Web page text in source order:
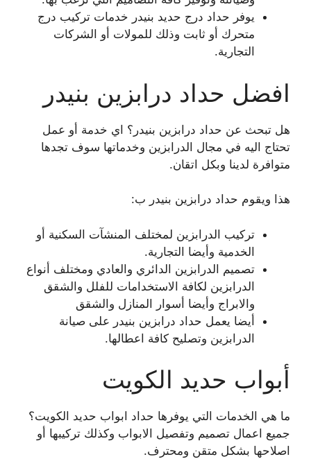
يوفر حداد درج حديد بنيدر خدمات تركيب درج
متحرك أو ثابت وذلك للمولات أو الشركات
التجارية.
افضل حداد درابزين بنيدر
هل تبحث عن حداد درابزين بنيدر؟ اي خدمة أو عمل
تحتاج اليه في مجال الدرابزين وخدماتها سوف تجدها
متوافرة لدينا وبكل اتقان.
هذا ويقوم حداد درابزين بنيدر ب:
تركيب الدرابزين لمختلف المنشآت السكنية أو
الخدمية وأيضا التجارية.
تصميم الدرابزين الدائري والعادي ومختلف أنواع
الدرابزين لكافة الاستخدامات للفلل والشقق
والابراج وأيضا أسوار المنازل والشقق
أيضا يعمل حداد درابزين بنيدر على صيانة
الدرابزين وتصليح كافة اعطالها.
أبواب حديد الكويت
ما هي الخدمات التي يوفرها حداد ابواب حديد الكويت؟
جميع اعمال تصميم وتفصيل الابواب وكذلك تركيبها أو
اصلاحها بشكل متقن ومحترف.